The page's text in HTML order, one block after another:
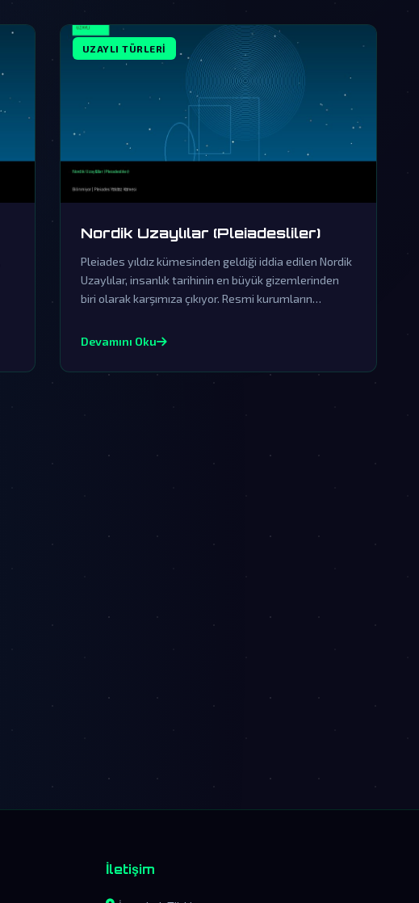
UZAYLI TÜRLERI
Nordik Uzaylılar (Pleiadesliler)
Pleiades yıldız kümesinden geldiği iddia edilen Nordik
Uzaylılar, insanlık tarihinin en büyük gizemlerinden
biri olarak karşımıza çıkıyor. Resmi kurumların
etkileri ve saklanan gerçekler gün yüzüne çıkmayı
Devamını Oku
İletişim